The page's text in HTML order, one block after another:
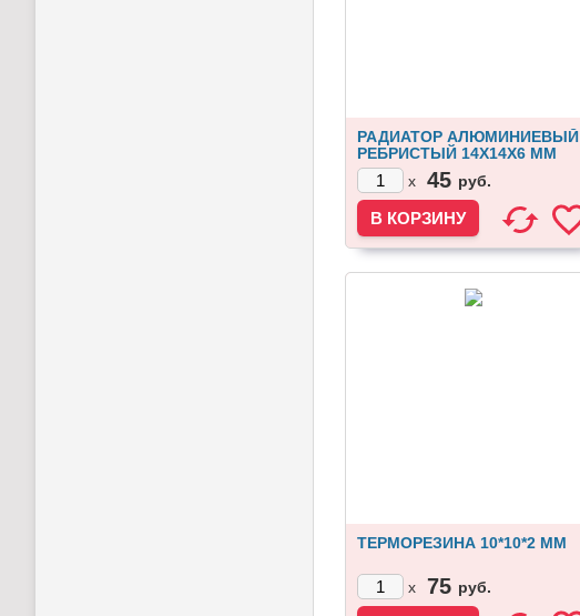
РАДИАТОР АЛЮМИНИЕВЫЙ
РЕБРИСТЫЙ 14Х14Х6 ММ
x
45 руб.
ТЕРМОРЕЗИНА 10*10*2 MM
x 75 руб.